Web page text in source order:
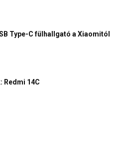
Type-C fülhallgató a Xiaomitól
Redmi 14C